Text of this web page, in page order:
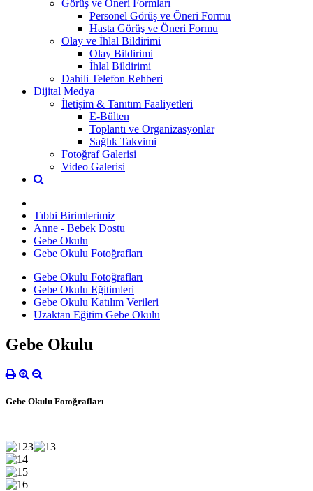
Görüş ve Öneri Formları
Personel Görüş ve Öneri Formu
Hasta Görüş ve Öneri Formu
Olay ve İhlal Bildirimi
Olay Bildirimi
İhlal Bildirimi
Dahili Telefon Rehberi
Dijital Medya
İletişim & Tanıtım Faaliyetleri
E-Bülten
Toplantı ve Organizasyonlar
Sağlık Takvimi
Fotoğraf Galerisi
Video Galerisi
Tıbbi Birimlerimiz
Anne - Bebek Dostu
Gebe Okulu
Gebe Okulu Fotoğrafları
Gebe Okulu Fotoğrafları
Gebe Okulu Eğitimleri
Gebe Okulu Katılım Verileri
Uzaktan Eğitim Gebe Okulu
Gebe Okulu
Gebe Okulu Fotoğrafları